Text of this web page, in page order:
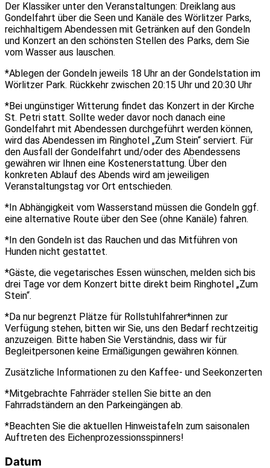
Der Klassiker unter den Veranstaltungen: Dreiklang aus
Gondelfahrt über die Seen und Kanäle des Wörlitzer Parks,
reichhaltigem Abendessen mit Getränken auf den Gondeln
und Konzert an den schönsten Stellen des Parks, dem Sie
vom Wasser aus lauschen.
*Ablegen der Gondeln jeweils 18 Uhr an der Gondelstation im
Wörlitzer Park. Rückkehr zwischen 20:15 Uhr und 20:30 Uhr
*Bei ungünstiger Witterung findet das Konzert in der Kirche
St. Petri statt. Sollte weder davor noch danach eine
Gondelfahrt mit Abendessen durchgeführt werden können,
wird das Abendessen im Ringhotel „Zum Stein“ serviert. Für
den Ausfall der Gondelfahrt und/oder des Abendessens
gewähren wir Ihnen eine Kostenerstattung. Über den
konkreten Ablauf des Abends wird am jeweiligen
Veranstaltungstag vor Ort entschieden.
*In Abhängigkeit vom Wasserstand müssen die Gondeln ggf.
eine alternative Route über den See (ohne Kanäle) fahren.
*In den Gondeln ist das Rauchen und das Mitführen von
Hunden nicht gestattet.
*Gäste, die vegetarisches Essen wünschen, melden sich bis
drei Tage vor dem Konzert bitte direkt beim Ringhotel „Zum
Stein“.
*Da nur begrenzt Plätze für Rollstuhlfahrer*innen zur
Verfügung stehen, bitten wir Sie, uns den Bedarf rechtzeitig
anzuzeigen. Bitte haben Sie Verständnis, dass wir für
Begleitpersonen keine Ermäßigungen gewähren können.
Zusätzliche Informationen zu den Kaffee- und Seekonzerten
*Mitgebrachte Fahrräder stellen Sie bitte an den
Fahrradständern an den Parkeingängen ab.
*Beachten Sie die aktuellen Hinweistafeln zum saisonalen
Auftreten des Eichenprozessionsspinners!
Datum